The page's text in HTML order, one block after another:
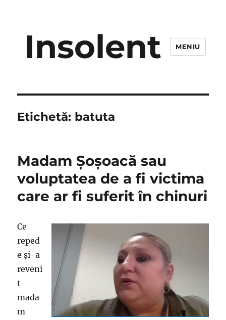
Insolent MENIU
Etichetă: batuta
Madam Şoşoacă sau
voluptatea de a fi victima
care ar fi suferit în chinuri
Ce
reped
e şi-a
reveni
t
mada
m